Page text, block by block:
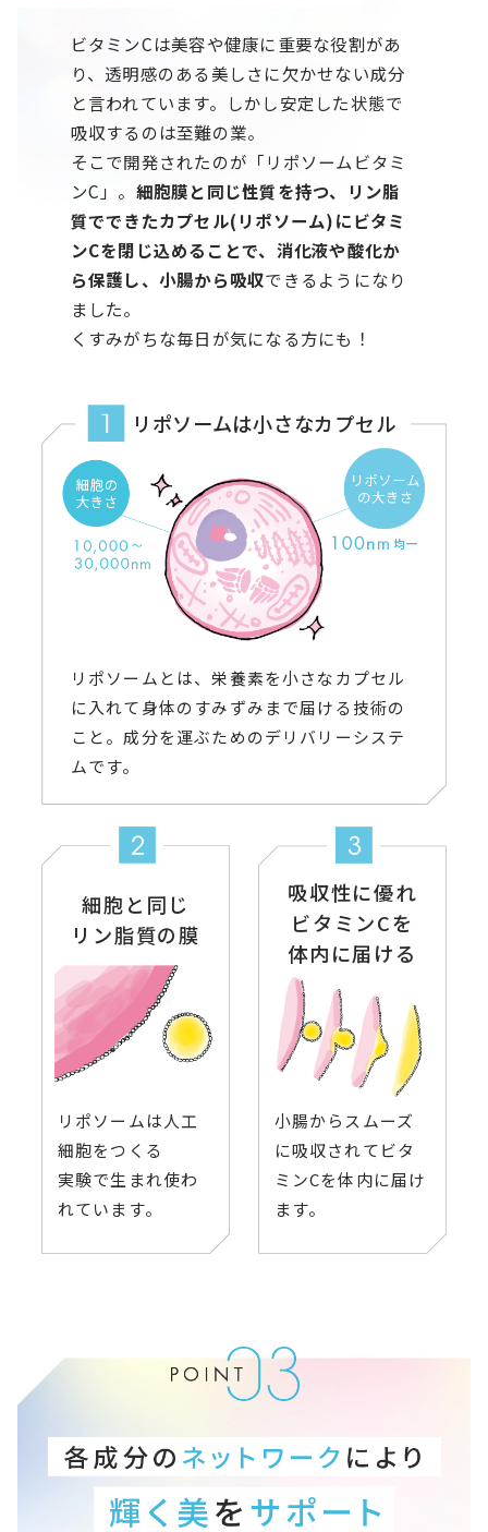
ビタミンCは美容や健康に重要な役割があ
り、透明感のある美しさに欠かせない成分
と言われています。しかし安定した状態で
吸収するのは⾄難の業。
そこで開発されたのが「リポソームビタミ
ンC」。 細胞膜と同じ性質を持つ、リン脂
質でできたカプセル(リポソーム)にビタミ
ンCを閉じ込めることで、消化液や酸化か
ら保護し、⼩腸から吸収できるようになり
ました。
くすみがちな毎日が気になる方にも！
リポソームは小さなカプセル
リポソームとは、栄養素を小さなカプセル
に入れて身体のすみずみまで届ける技術の
こと。成分を運ぶためのデリバリーシステ
ムです。
細胞と同じ
リン脂質の膜
リポソームは人工
細胞をつくる
実験で生まれ使わ
れています。
吸収性に優れ
ビタミンCを
体内に届ける
小腸からスムーズ
に吸収されてビタ
ミンCを体内に届け
ます。